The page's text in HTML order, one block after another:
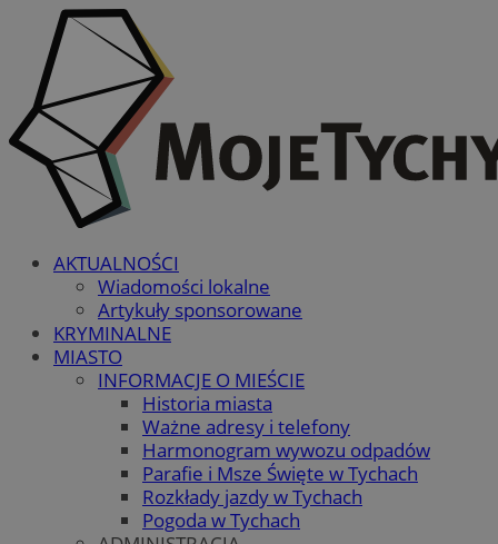
AKTUALNOŚCI
Wiadomości lokalne
Artykuły sponsorowane
KRYMINALNE
MIASTO
INFORMACJE O MIEŚCIE
Historia miasta
Ważne adresy i telefony
Harmonogram wywozu odpadów
Parafie i Msze Święte w Tychach
Rozkłady jazdy w Tychach
Pogoda w Tychach